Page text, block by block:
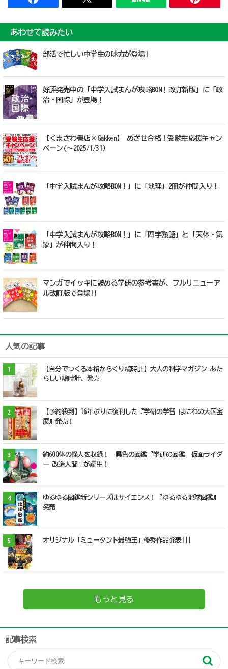
あわせて読みたい
部活で忙しい中学生の味方が登場!
好評発売中の「中学入試まんが攻略BON！改訂新版」に「政
治・国際」が登場！
【くまざわ書店×Gakken】 めざせ合格！受験生応援キャン
ペーン(～2025/1/31）
「中学入試まんが攻略BON！」に「地理」2冊が仲間入り！
「中学入試まんが攻略BON！」に「四字熟語」と「天体・気
象」が仲間入り！
マンガでイッキに読める学研の参考書が、フルリニューア
ル改訂版で登場!!
人気の記事
1
【自分でつくる本格からくり鳩時計】大人の科学マガジン あた
らしい鳩時計、発売
2
【予約殺到】16年ぶりに復刊した『学研の学習 はにわの大国宝
展』発売！
3
約600体の怪人を収録！ 異色の図鑑『学研の図鑑 仮面ライダ
ー 改造人間』が誕生！
4
ゆるゆる図鑑新シリーズはサイエンス！『ゆるゆる地球図鑑』
発売
5 オリジナル「ミュータント最強王」優秀作品発表!!!
もっと見る
記事検索